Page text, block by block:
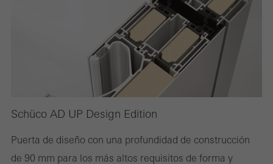
Schüco AD UP Design Edition
Puerta de diseño con una profundidad de construcción
de 90 mm para los más altos requisitos de forma y
Estas cookies se utilizan para mejorar la facilidad de uso del sitio
web y, por tanto, la experiencia del usuario. Recopilan
información sobre cómo se usa el sitio web, el número de visitas,
el tiempo promedio que se pasa en el sitio web y las páginas a
Cookies de marketing / de terceros
Las cookies de marketing son utilizadas por proveedores externos